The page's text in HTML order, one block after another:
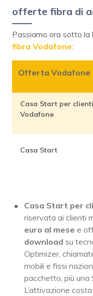
offerte fibra di
Passiamo ora sotto la
fibra Vodafone:
Offerta Vodafone
Casa Start per clienti
Vodafone
Casa Start
Casa Start per
riservata ai clienti
euro al mese e
download su
Optimizer,
mobili e fissi
pacchetto, più una
L’attivazione